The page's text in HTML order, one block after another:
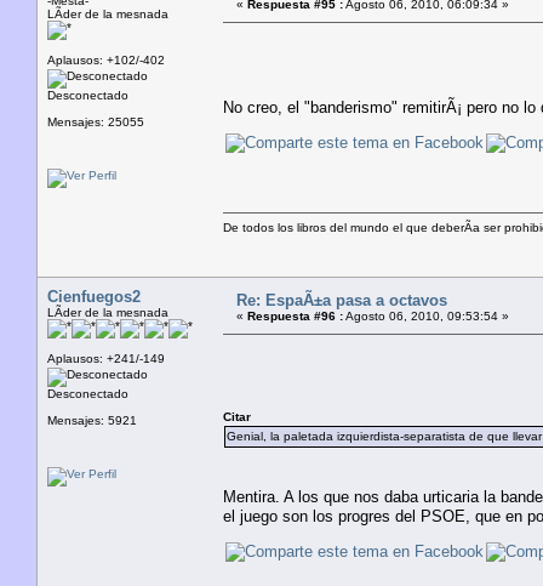
LÃ­der de la mesnada
Aplausos: +102/-402
Desconectado
Mensajes: 25055
« Respuesta #95 :Agosto 06, 2010, 06:09:34 »
No creo, el "banderismo" remitirÃ¡ pero no
De todos los libros del mundo el que deberÃ­a ser
Cienfuegos2
LÃ­der de la mesnada
Aplausos: +241/-149
Desconectado
Mensajes: 5921
Re: EspaÃ±a pasa a octavos
« Respuesta #96 :Agosto 06, 2010, 09:53:54 »
Citar
Genial, la paletada izquierdista-separatista de que
Mentira. A los que nos daba urticaria la
el juego son los progres del PSOE, que en